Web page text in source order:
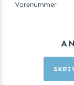
Varenummer